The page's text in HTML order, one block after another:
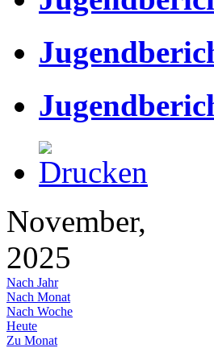
November,
2025
Nach Jahr
Nach Monat
Nach Woche
Heute
Zu Monat